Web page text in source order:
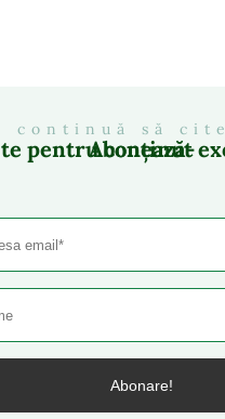
continuă să
Abonează-te pentru conținut